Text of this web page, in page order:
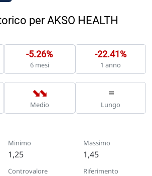
per AKSO HEALTH
-5.26%
6 mesi
-22.41%
1 anno
➡
➡
Medio
=
Lungo
Minimo
1,25
Massimo
1,45
Controvalore Riferimento